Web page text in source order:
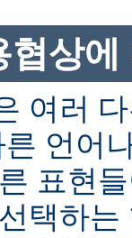
협상에
여러
른 언어
표현
택하